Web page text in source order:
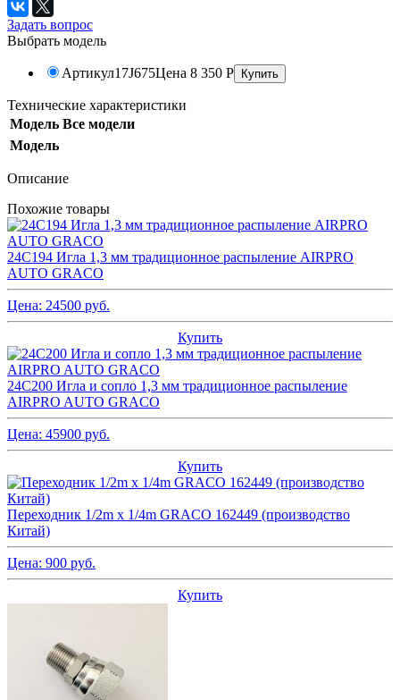
Задать вопрос
Выбрать модель
Артикул17J675Цена 8 350 Р
Технические характеристики
Модель Все модели
Модель
Описание
Похожие товары
24C194 Игла 1,3 мм традиционное распыление AIRPRO
AUTO GRACO
Цена: 24500 руб.
Купить
24C200 Игла и сопло 1,3 мм традиционное распыление
AIRPRO AUTO GRACO
Цена: 45900 руб.
Купить
Переходник 1/2m x 1/4m GRACO 162449 (производство
Китай)
Цена: 900 руб.
Купить